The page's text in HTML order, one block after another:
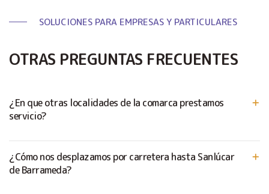
SOLUCIONES PARA EMPRESAS Y PARTICULARES
OTRAS PREGUNTAS FRECUENTES
¿En que otras localidades de la comarca prestamos
servicio?
¿Cómo nos desplazamos por carretera hasta Sanlúcar
de Barrameda?